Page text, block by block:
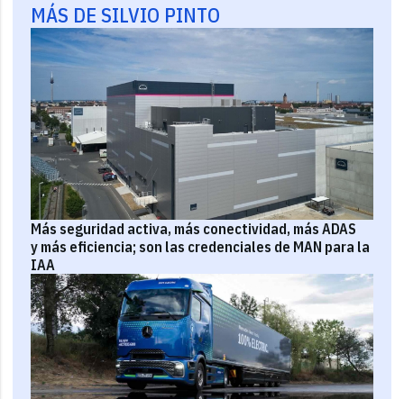
MÁS DE SILVIO PINTO
Más seguridad activa, más conectividad, más ADAS
y más eficiencia; son las credenciales de MAN para la
IAA